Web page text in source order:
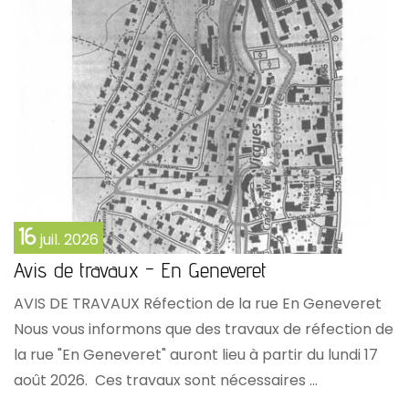
16juil. 2026
Avis de travaux - En Geneveret
AVIS DE TRAVAUX Réfection de la rue En Geneveret
Nous vous informons que des travaux de réfection de
la rue "En Geneveret" auront lieu à partir du lundi 17
août 2026. Ces travaux sont nécessaires ...